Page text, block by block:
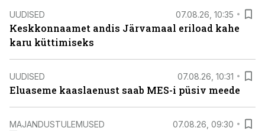
UUDISED 07.08.26, 10:35
Keskkonnaamet andis Järvamaal eriload kahe
karu küttimiseks
UUDISED 07.08.26, 10:31
Eluaseme kaaslaenust saab MES-i püsiv meede
MAJANDUSTULEMUSED 07.08.26, 09:30